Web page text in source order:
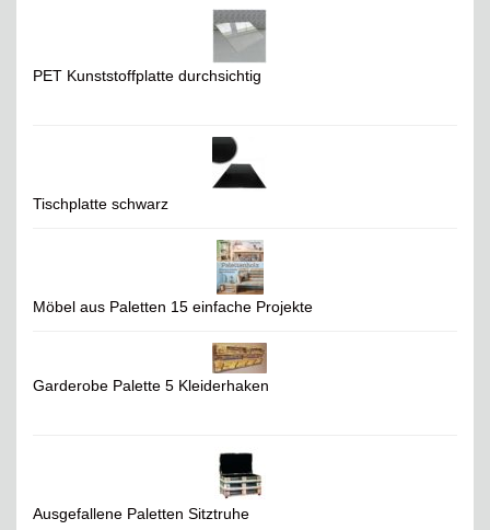
PET Kunststoffplatte durchsichtig
Tischplatte schwarz
Möbel aus Paletten 15 einfache Projekte
Garderobe Palette 5 Kleiderhaken
Ausgefallene Paletten Sitztruhe